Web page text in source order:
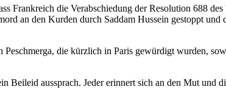
Frankreich die Verabschiedung der Resolution 688
an den Kurden durch Saddam Hussein gestoppt
die kürzlich in Paris gewürdigt wurden,
Beileid aussprach. Jeder erinnert sich an den Mut und